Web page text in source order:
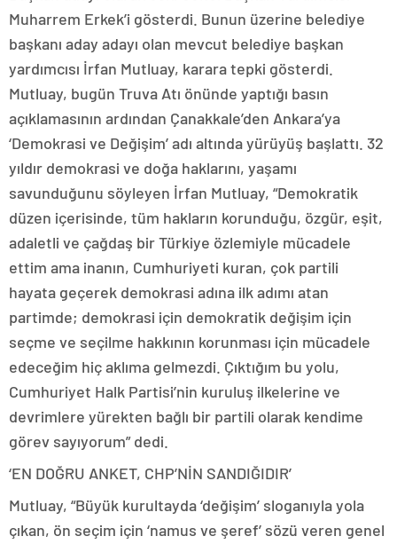
Muharrem Erkek’i gösterdi. Bunun üzerine belediye
başkanı aday adayı olan mevcut belediye başkan
yardımcısı İrfan Mutluay, karara tepki gösterdi.
Mutluay, bugün Truva Atı önünde yaptığı basın
açıklamasının ardından Çanakkale’den Ankara’ya
‘Demokrasi ve Değişim’ adı altında yürüyüş başlattı. 32
yıldır demokrasi ve doğa haklarını, yaşamı
savunduğunu söyleyen İrfan Mutluay, “Demokratik
düzen içerisinde, tüm hakların korunduğu, özgür, eşit,
adaletli ve çağdaş bir Türkiye özlemiyle mücadele
ettim ama inanın, Cumhuriyeti kuran, çok partili
hayata geçerek demokrasi adına ilk adımı atan
partimde; demokrasi için demokratik değişim için
seçme ve seçilme hakkının korunması için mücadele
edeceğim hiç aklıma gelmezdi. Çıktığım bu yolu,
Cumhuriyet Halk Partisi’nin kuruluş ilkelerine ve
devrimlere yürekten bağlı bir partili olarak kendime
görev sayıyorum” dedi.
‘EN DOĞRU ANKET, CHP’NİN SANDIĞIDIR’
Mutluay, “Büyük kurultayda ‘değişim’ sloganıyla yola
çıkan, ön seçim için ‘namus ve şeref’ sözü veren genel